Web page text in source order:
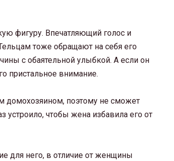
фигуру. Впечатляющий голос и
тоже обращают на себя его
с обаятельной улыбкой. А если он
пристальное внимание.
домохозяином, поэтому не сможет
устроило, чтобы жена избавила его от
для него, в отличие от женщины